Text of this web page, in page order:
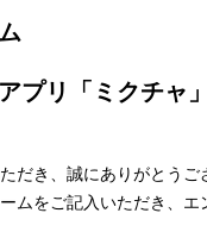
だき、誠にありがとうご
ムをご記入いただき、エ